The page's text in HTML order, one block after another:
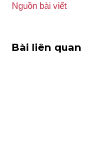
Nguồn bài viết
Bài liên quan